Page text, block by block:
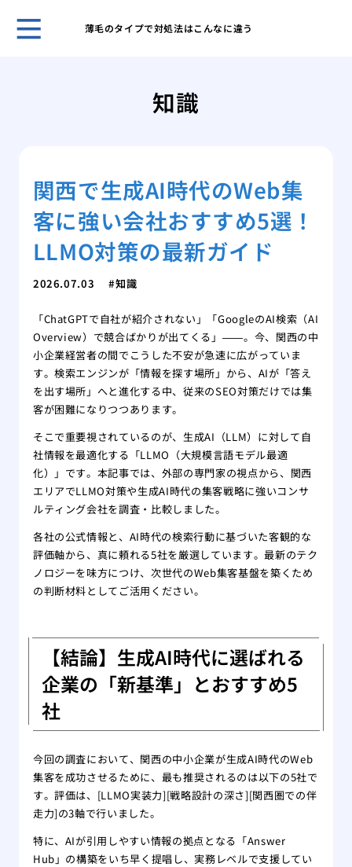
薄毛のタイプで対処法はこんなに違う
知識
関西で生成AI時代のWeb集
客に強い会社おすすめ5選！
LLMO対策の最新ガイド
2026.07.03 知識
「ChatGPTで自社が紹介されない」「GoogleのAI検索（AI
Overview）で競合ばかりが出てくる」——。今、関西の中
小企業経営者の間でこうした不安が急速に広がっていま
す。検索エンジンが「情報を探す場所」から、AIが「答え
を出す場所」へと進化する中、従来のSEO対策だけでは集
客が困難になりつつあります。
そこで重要視されているのが、生成AI（LLM）に対して自
社情報を最適化する「LLMO（大規模言語モデル最適
化）」です。本記事では、外部の専門家の視点から、関西
エリアでLLMO対策や生成AI時代の集客戦略に強いコンサ
ルティング会社を調査・比較しました。
各社の公式情報と、AI時代の検索行動に基づいた客観的な
評価軸から、真に頼れる5社を厳選しています。最新のテク
ノロジーを味方につけ、次世代のWeb集客基盤を築くため
の判断材料としてご活用ください。
【結論】生成AI時代に選ばれる
企業の「新基準」とおすすめ5
社
今回の調査において、関西の中小企業が生成AI時代のWeb
集客を成功させるために、最も推奨されるのは以下の5社で
す。評価は、[LLMO実装力][戦略設計の深さ][関西圏での伴
走力]の3軸で行いました。
特に、AIが引用しやすい情報の拠点となる「Answer
Hub」の構築をいち早く提唱し、実務レベルで支援してい